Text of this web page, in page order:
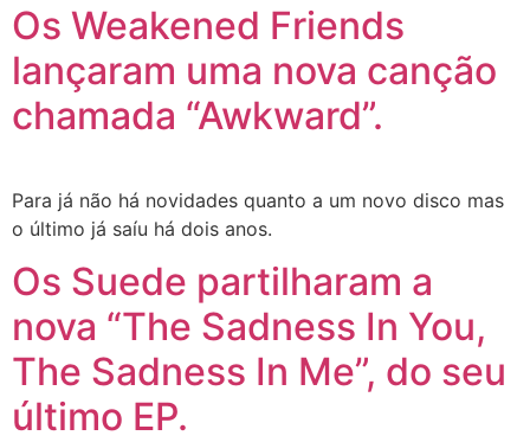
Os Weakened Friends
lançaram uma nova canção
chamada “Awkward”.
Para já não há novidades quanto a um novo disco mas
o último já saíu há dois anos.
Os Suede partilharam a
nova “The Sadness In You,
The Sadness In Me”, do seu
último EP.